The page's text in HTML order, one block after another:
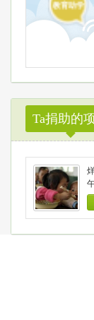
教育助学
Ta捐助的
◆